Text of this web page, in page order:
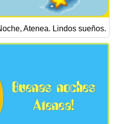
Atenea. Lindos sueños.